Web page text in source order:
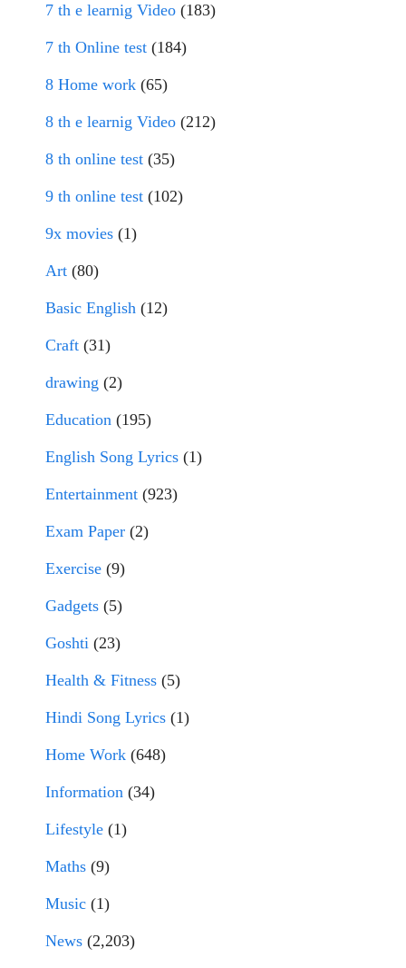
7 th e learnig Video (183)
7 th Online test (184)
8 Home work (65)
8 th e learnig Video (212)
8 th online test (35)
9 th online test (102)
9x movies (1)
Art (80)
Basic English (12)
Craft (31)
drawing (2)
Education (195)
English Song Lyrics (1)
Entertainment (923)
Exam Paper (2)
Exercise (9)
Gadgets (5)
Goshti (23)
Health & Fitness (5)
Hindi Song Lyrics (1)
Home Work (648)
Information (34)
Lifestyle (1)
Maths (9)
Music (1)
News (2,203)